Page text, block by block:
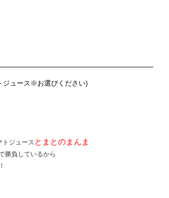
ュース※お選びください)
ジュース とまとのまんま
勝負しているから